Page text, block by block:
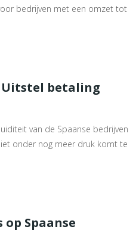
bedrijven met een omzet tot
Uitstel betaling
van de Spaanse bedrijven
onder nog meer druk komt te
Spaanse